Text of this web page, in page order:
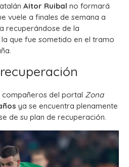
Aitor Ruibal no formará
vuele a finales de semana a
recuperándose de la
que fue sometido en el tramo
compañeros del portal Zona
ya se encuentra plenamente
de su plan de recuperación.